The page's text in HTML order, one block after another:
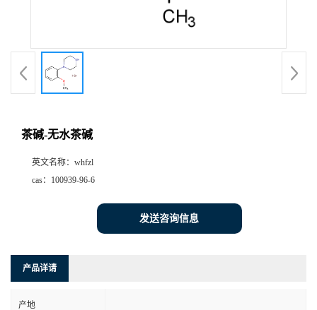
茶碱-无水茶碱
英文名称： whfzl
cas： 100939-96-6
发送咨询信息
产品详请
产地